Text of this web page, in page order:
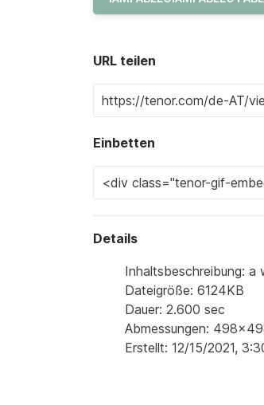
URL teilen
Einbetten
Details
Inhaltsbeschreibung:
Dateigröße: 6124KB
Dauer: 2.600 sec
Abmessungen:
Erstellt: 12/15/2021,